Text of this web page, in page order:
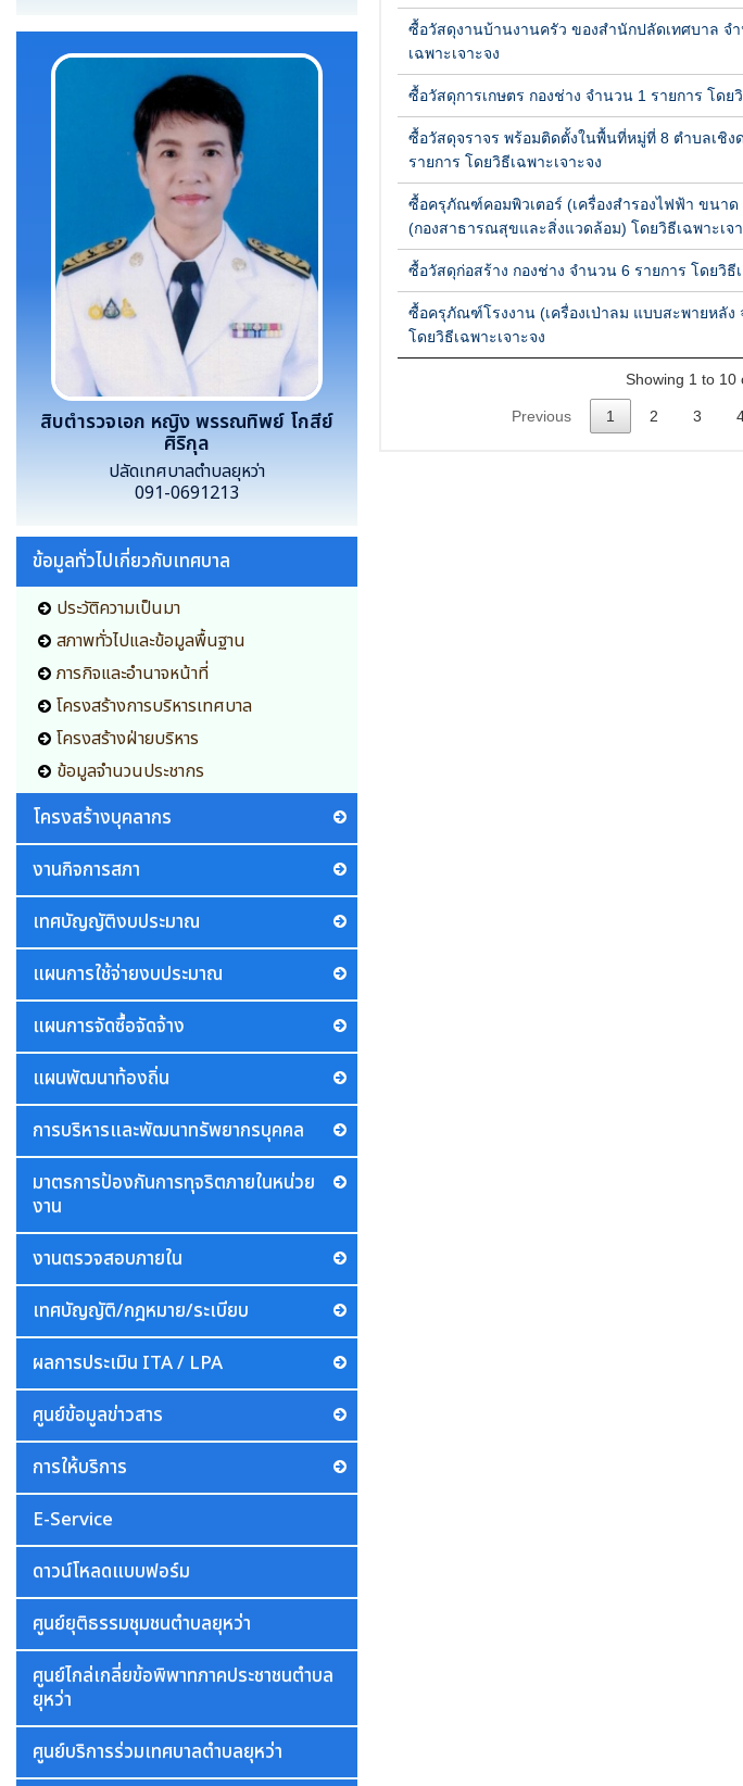
สิบตำรวจเอก หญิง พรรณทิพย์ โกสีย์
ศิริกุล
ปลัดเทศบาลตำบลยุหว่า
091-0691213
ข้อมูลทั่วไปเกี่ยวกับเทศบาล
ประวัติความเป็นมา
สภาพทั่วไปและข้อมูลพื้นฐาน
ภารกิจและอำนาจหน้าที่
โครงสร้างการบริหารเทศบาล
โครงสร้างฝ่ายบริหาร
ข้อมูลจำนวนประชากร
โครงสร้างบุคลากร
งานกิจการสภา
เทศบัญญัติงบประมาณ
แผนการใช้จ่ายงบประมาณ
แผนการจัดซื้อจัดจ้าง
แผนพัฒนาท้องถิ่น
การบริหารและพัฒนาทรัพยากรบุคคล
มาตรการป้องกันการทุจริตภายในหน่วย
งาน
งานตรวจสอบภายใน
เทศบัญญัติ/กฎหมาย/ระเบียบ
ผลการประเมิน ITA / LPA
ศูนย์ข้อมูลข่าวสาร
การให้บริการ
E-Service
ดาวน์โหลดแบบฟอร์ม
ศูนย์ยุติธรรมชุมชนตำบลยุหว่า
ศูนย์ไกล่เกลี่ยข้อพิพาทภาคประชาชนตำบล
ยุหว่า
ศูนย์บริการร่วมเทศบาลตำบลยุหว่า